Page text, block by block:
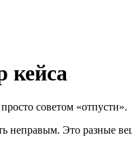
кейса
советом «отпусти».
неправым. Это разные